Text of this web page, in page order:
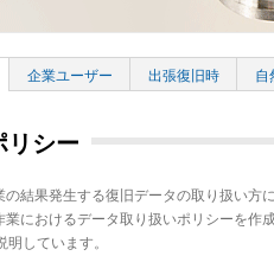
企業ユーザー 出張復旧時 自
リシー
の結果発生する復旧データの取り扱い方
におけるデータ取り扱いポリシーを作
しています。